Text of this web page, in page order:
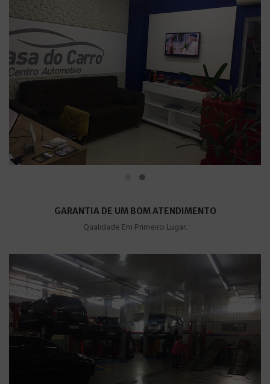
GARANTIA DE UM BOM ATENDIMENTO
Qualidade Em Primeiro Lugar.